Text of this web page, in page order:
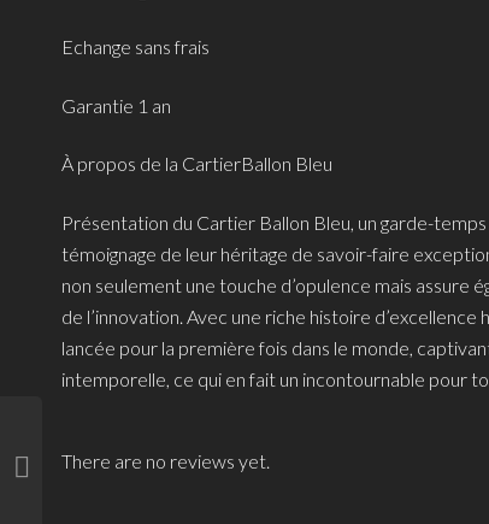
Echange sans frais
Garantie 1 an
À propos de la CartierBallon Bleu
Présentation du Cartier Ballon Bleu, un garde-
témoignage de leur héritage de savoir-faire
non seulement une touche d’opulence mais
de l’innovation. Avec une riche histoire
lancée pour la première fois dans le monde,
intemporelle, ce qui en fait un incontournable pour
There are no reviews yet.